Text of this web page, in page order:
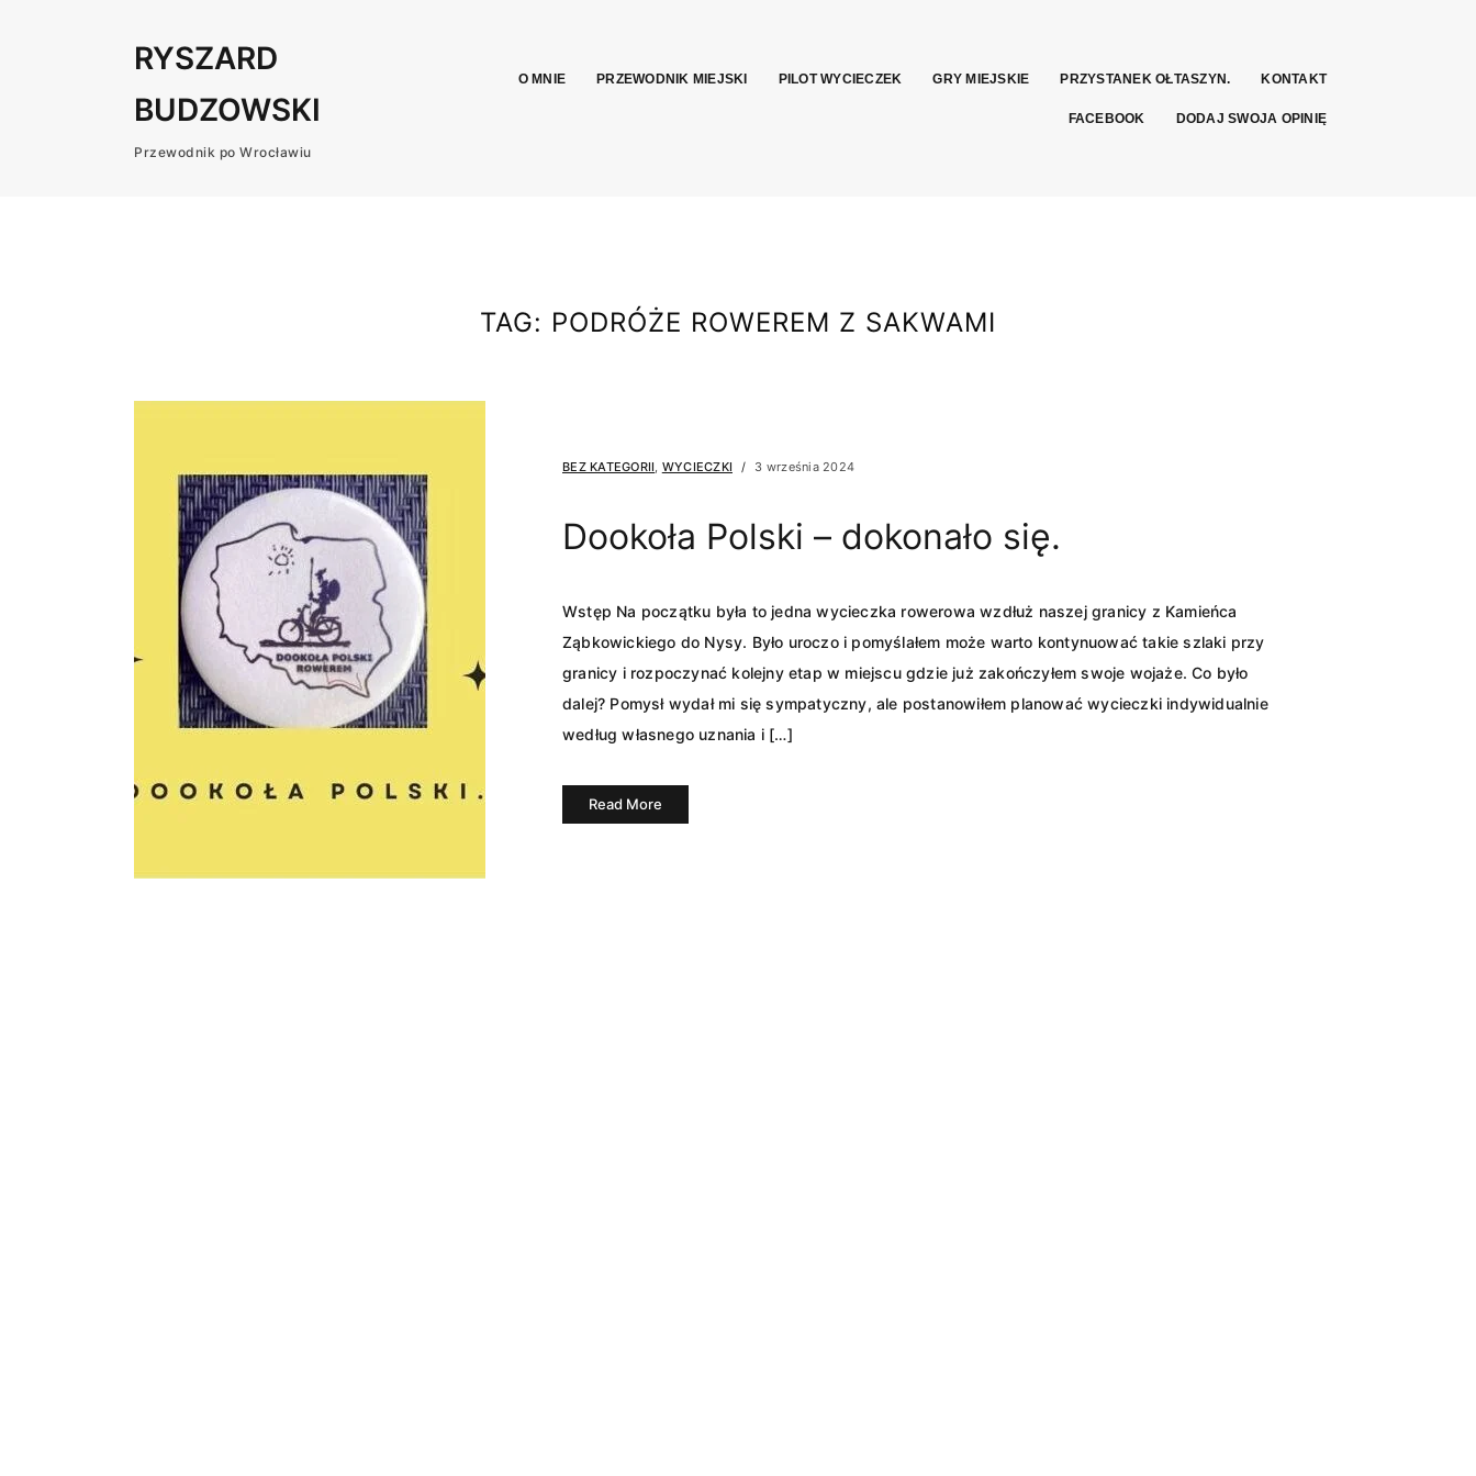
RYSZARD
BUDZOWSKI
Przewodnik po Wrocławiu
O MNIE PRZEWODNIK MIEJSKI PILOT WYCIECZEK GRY MIEJSKIE PRZYSTANEK OŁTASZYN. KONTAKT
FACEBOOK DODAJ SWOJA OPINIĘ
TAG: PODRÓŻE ROWEREM Z SAKWAMI
BEZ KATEGORII WYCIECZKI 3 września 2024
Dookoła Polski – dokonało się.
Wstęp Na początku była to jedna wycieczka rowerowa wzdłuż naszej granicy z Kamieńca
Ząbkowickiego do Nysy. Było uroczo i pomyślałem może warto kontynuować takie szlaki przy
granicy i rozpoczynać kolejny etap w miejscu gdzie już zakończyłem swoje wojaże. Co było
dalej? Pomysł wydał mi się sympatyczny, ale postanowiłem planować wycieczki indywidualnie
według własnego uznania i […]
Read More